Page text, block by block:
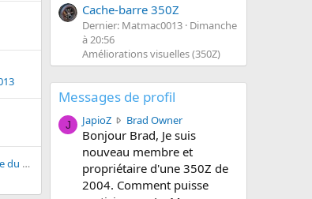
Réglage électrique de l'avance du siège conducteur HS
Cache-barre 350Z
Dernier: Matmac0013 Dimanche
à 20:56
Améliorations visuelles (350Z)
Messages de profil
J JapioZ Brad OwnerJ
a
p
o
Z
Bonjour Brad, Je suis
nouveau membre et
propriétaire d'une 350Z de
2004. Comment puisse